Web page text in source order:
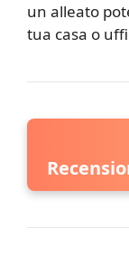
un alleato
tua casa o